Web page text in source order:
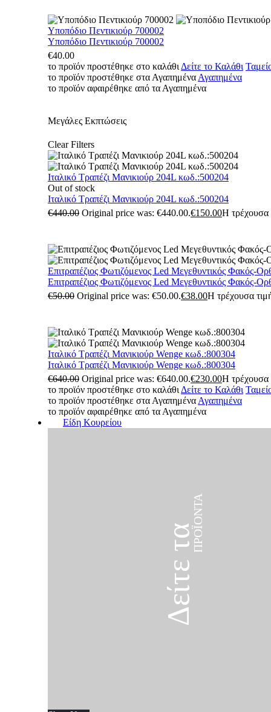
Υποπόδιο Πεντικιούρ 700002
Υποπόδιο Πεντικιούρ 700002
€40.00
το προϊόν προστέθηκε στο καλάθι Δείτε το Καλάθι
το προϊόν προστέθηκε στα Αγαπημένα Αγαπημένα
το προϊόν αφαιρέθηκε από τα Αγαπημένα
Μεγάλες Εκπτώσεις
Clear Filters
Ιταλικό Τραπέζι Μανικιούρ 204L κωδ.:500204
Out of stock
Ιταλικό Τραπέζι Μανικιούρ 204L κωδ.:500204
€440.00 Original price was: €440.00.€150.00Η τρέχουσα
Επιτραπέζιος Φωτιζόμενος Led Μεγεθυντικός Φακός-
Επιτραπέζιος Φωτιζόμενος Led Μεγεθυντικός Φακός-
€50.00 Original price was: €50.00.€38.00Η τρέχουσα
Ιταλικό Τραπέζι Μανικιούρ Wenge κωδ.:800304
Ιταλικό Τραπέζι Μανικιούρ Wenge κωδ.:800304
€640.00 Original price was: €640.00.€230.00Η τρέχουσα
το προϊόν προστέθηκε στο καλάθι Δείτε το Καλάθι
το προϊόν προστέθηκε στα Αγαπημένα Αγαπημένα
το προϊόν αφαιρέθηκε από τα Αγαπημένα
Είδη Κουρείου
Δείτε ταΠΡΟΪΌΝΤΑ